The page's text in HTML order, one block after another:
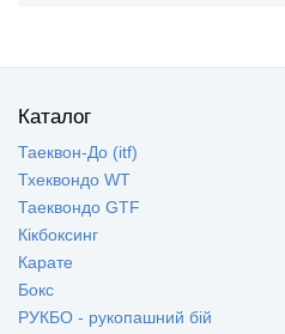
Каталог
Таеквон-До (itf)
Тхеквондо WT
Таеквондо GTF
Кікбоксинг
Карате
Бокс
РУКБО - рукопашний бій